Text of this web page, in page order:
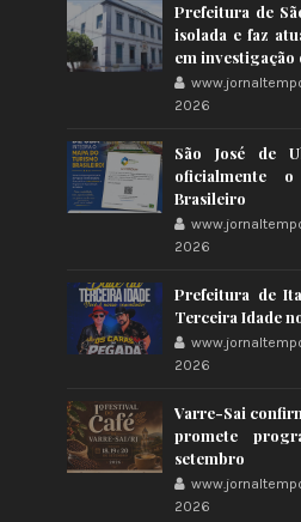
Prefeitura de
isolada e faz
em investigação
2026
São José de
oficialmente
Brasileiro
2026
Prefeitura de
Terceira Idade
2026
Varre-Sai
promete
setembro
2026